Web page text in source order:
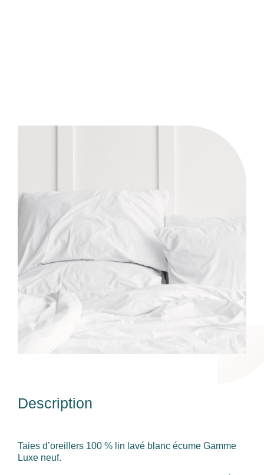
Description
Taies d’oreillers 100 % lin lavé blanc écume Gamme
Luxe neuf.